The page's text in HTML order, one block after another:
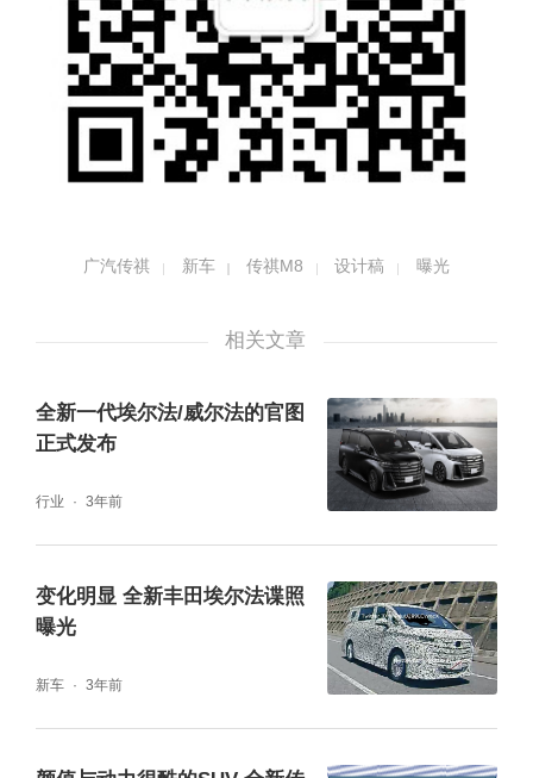
此外，新车还将后视镜的进行下移，并使用车
用MPV车型常见的连体式门把手。
车尾使用当下流行的贯穿式后尾灯，并且两侧
广汽传祺 新车 传祺M8 设计稿 曝光
相关文章
全新一代埃尔法/威尔法的官图
正式发布
行业 3年前
变化明显 全新丰田埃尔法谍照
曝光
新车 3年前